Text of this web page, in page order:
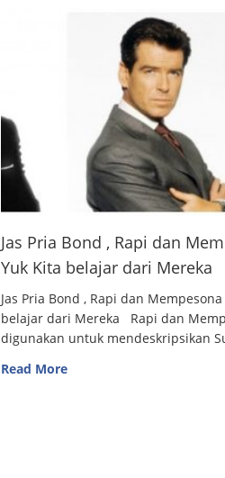
Jas Pria Bond , Rapi dan
Yuk Kita belajar dari Mereka
Jas Pria Bond , Rapi dan Mempesona
belajar dari Mereka Rapi dan
digunakan untuk mendeskripsikan
Read More